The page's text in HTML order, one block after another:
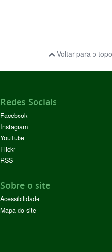
Voltar para o topo
Redes Sociais
Facebook
Instagram
YouTube
Flickr
RSS
Sobre o site
Acessibilidade
Mapa do site